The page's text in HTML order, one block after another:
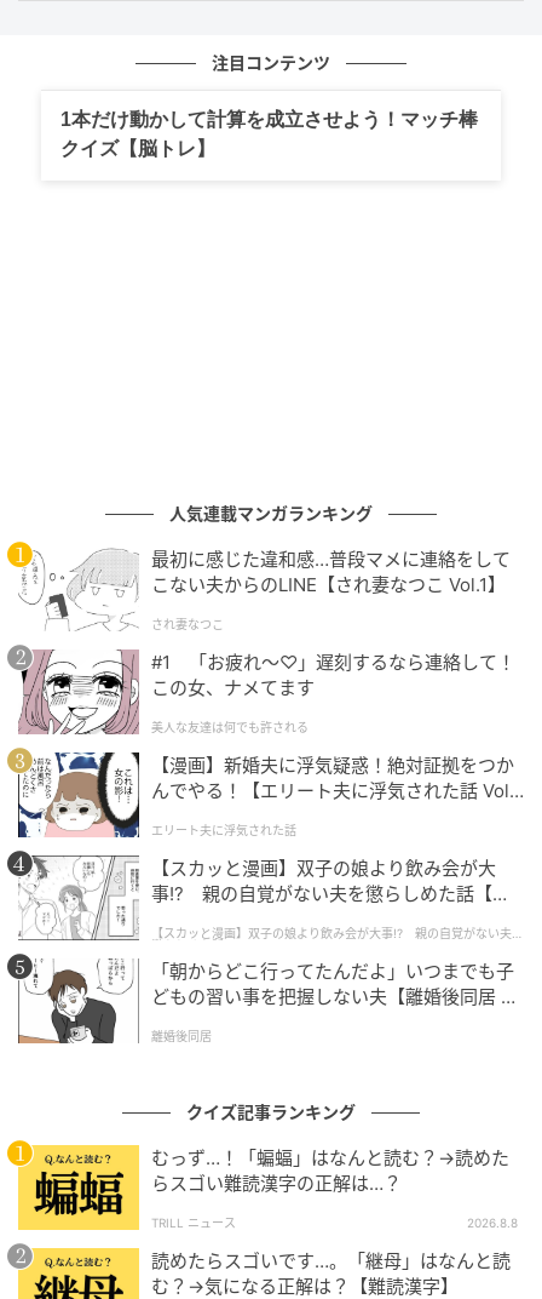
「素」「袋」「軽」を使って熟語を完成させ
注目コンテンツ
1本だけ動かして計算を成立させよう！マッチ棒
クイズ【脳トレ】
人気連載マンガランキング
最初に感じた違和感…普段マメに連絡をして
こない夫からのLINE【され妻なつこ Vol.1】
され妻なつこ
#1 「お疲れ〜♡」遅刻するなら連絡して！
この女、ナメてます
美人な友達は何でも許される
【漫画】新婚夫に浮気疑惑！絶対証拠をつか
んでやる！【エリート夫に浮気された話 Vol.
エリート夫に浮気された話
【スカッと漫画】双子の娘より飲み会が大
事!? 親の自覚がない夫を懲らしめた話【第1
【スカッと漫画】双子の娘より飲み会が大事!? 親の自覚がない夫を
懲らしめた話
「朝からどこ行ってたんだよ」いつまでも子
どもの習い事を把握しない夫【離婚後同居 Vo
離婚後同居
クイズ記事ランキング
むっず…！「蝙蝠」はなんと読む？→読めた
らスゴい難読漢字の正解は…？
TRILL ニュース 2026.8.8
読めたらスゴいです…。「継母」はなんと読
む？→気になる正解は？【難読漢字】